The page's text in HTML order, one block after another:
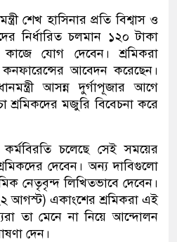
শেখ হাসিনার প্রতি বিশ্বাস ও
নির্ধারিত চলমান ১২০ টাকা
যোগ দেবেন। শ্রমিকরা
কনফারেন্সের আবেদন করেছেন।
আসন্ন দুর্গাপূজার আগে
শ্রমিকদের মজুরি বিবেচনা করে
চলেছে সেই সময়ের
দেবেন। অন্য দাবিগুলো
নেতৃবৃন্দ লিখিতভাবে দেবেন।
আগস্ট) একাংশের শ্রমিকরা এই
তা মেনে না নিয়ে আন্দোলন
দেন।